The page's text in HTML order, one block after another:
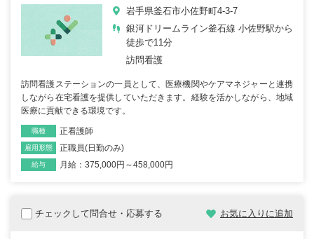
岩手県釜石市小佐野町4-3-7
銀河ドリームライン釜石線 小佐野駅から
徒歩で11分
訪問看護
訪問看護ステーションの一員として、医療機関やケアマネジャーと連携
しながら在宅看護を提供していただきます。経験を活かしながら、地域
医療に貢献できる環境です。
職種 正看護師
雇用形態 正職員(日勤のみ)
給与 月給：375,000円～458,000円
チェックして問合せ・応募する お気に入りに追加